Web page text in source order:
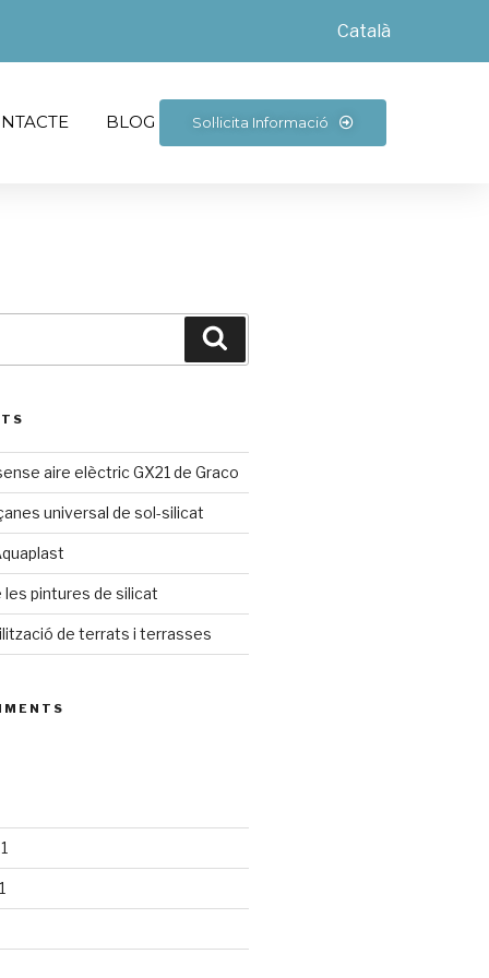
Català
BLOG Sol·licita Informació
aire elèctric GX21 de Graco
universal de sol-silicat
pintures de silicat
de terrats i terrasses